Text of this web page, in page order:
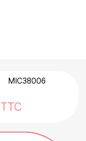
MIC38006
TTC